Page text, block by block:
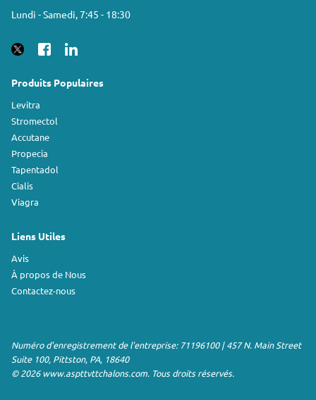
Lundi - Samedi, 7:45 - 18:30
Produits Populaires
Levitra
Stromectol
Accutane
Propecia
Tapentadol
Cialis
Viagra
Liens Utiles
Avis
À propos de Nous
Contactez-nous
Numéro d'enregistrement de l'entreprise: 71196100 | 457 N. Main Street
Suite 100, Pittston, PA, 18640
© 2026 www.aspttvttchalons.com. Tous droits réservés.